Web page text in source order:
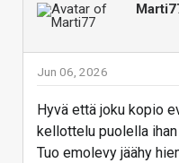
Jun 06, 2026
Hyvä että joku kopio
kellottelu puolella
Tuo emolevy jäähy